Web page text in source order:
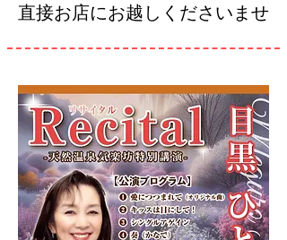
直接お店にお越しくださいませ